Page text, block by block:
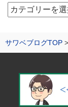
サワベブログTOP
カ
リ